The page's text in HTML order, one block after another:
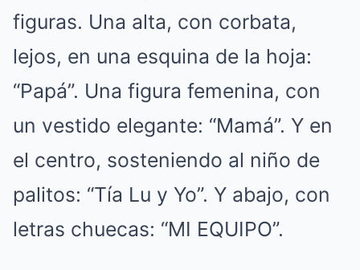
figuras. Una alta, con corbata,
lejos, en una esquina de la hoja:
“Papá”. Una figura femenina, con
un vestido elegante: “Mamá”. Y en
el centro, sosteniendo al niño de
palitos: “Tía Lu y Yo”. Y abajo, con
letras chuecas: “MI EQUIPO”.